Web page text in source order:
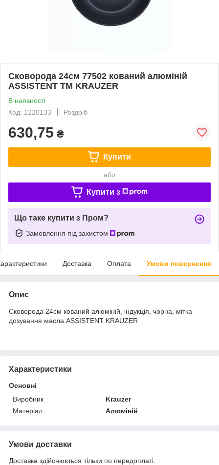
Сковорода 24см 77502 кований алюміній
ASSISTENT ТМ KRAUZER
В наявності
Код: 1220133
Роздріб
630,75 ₴
Купити
або
Купити з
Що таке купити з Пром?
Замовлення під захистом
Доставка Оплата Умови повернення
Опис
Сковорода 24см кований алюміній, індукція, чорна, мітка
дозування масла ASSISTENT KRAUZER
Характеристики
Основні
Виробник
Krauzer
Матеріал
Алюміній
Умови доставки
Доставка здійснюється тільки по передоплаті.